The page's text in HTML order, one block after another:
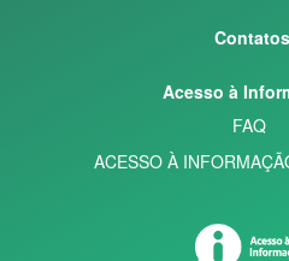
Contatos
Acesso à
FAQ
ACESSO À